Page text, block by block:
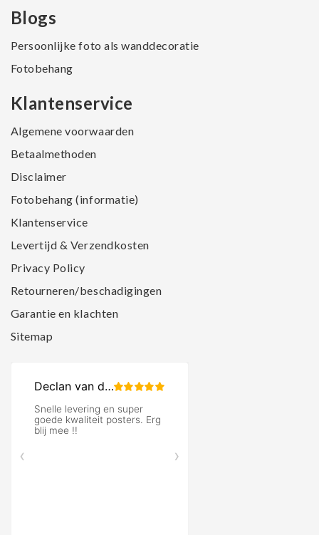
Blogs
Persoonlijke foto als wanddecoratie
Fotobehang
Klantenservice
Algemene voorwaarden
Betaalmethoden
Disclaimer
Fotobehang (informatie)
Klantenservice
Levertijd & Verzendkosten
Privacy Policy
Retourneren/beschadigingen
Garantie en klachten
Sitemap